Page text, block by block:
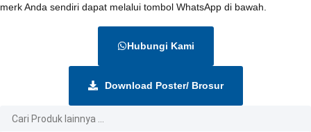
merk Anda sendiri dapat melalui tombol WhatsApp di bawah.
Hubungi Kami
Download Poster/ Brosur